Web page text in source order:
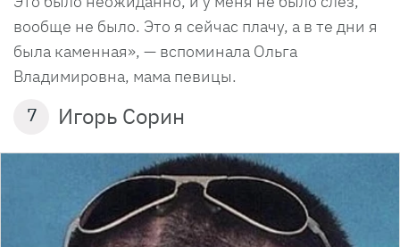
вообще не было. Это я сейчас плачу, а в те дни я
была каменная», — вспоминала Ольга
Владимировна, мама певицы.
7 Игорь Сорин